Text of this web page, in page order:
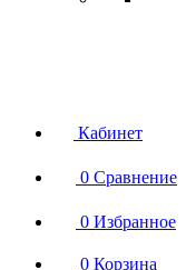
Кабинет
0 Сравнение
0 Избранное
0 Корзина